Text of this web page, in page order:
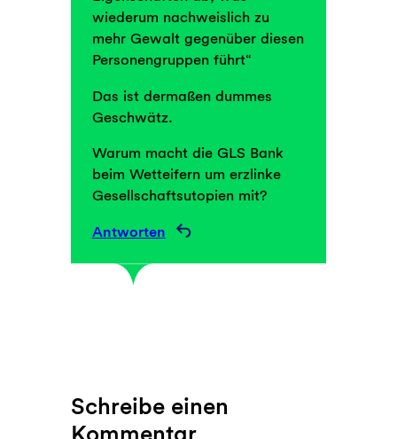
wiederum nachweislich zu
mehr Gewalt gegenüber diesen
Personengruppen führt“
Das ist dermaßen dummes
Geschwätz.
Warum macht die GLS Bank
beim Wetteifern um erzlinke
Gesellschaftsutopien mit?
Antworten
Schreibe einen
Kommentar